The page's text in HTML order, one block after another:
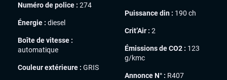
Numéro de police : 274
Énergie : diesel
Boîte de vitesse :
automatique
Couleur extérieure : GRIS
Puissance din : 190 ch
Crit’Air : 2
Émissions de CO2 : 123
g/kmc
Annonce N° : R407